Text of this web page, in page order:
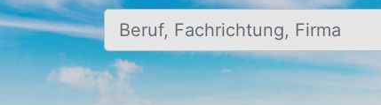
Beruf, Fachrichtung, Firma